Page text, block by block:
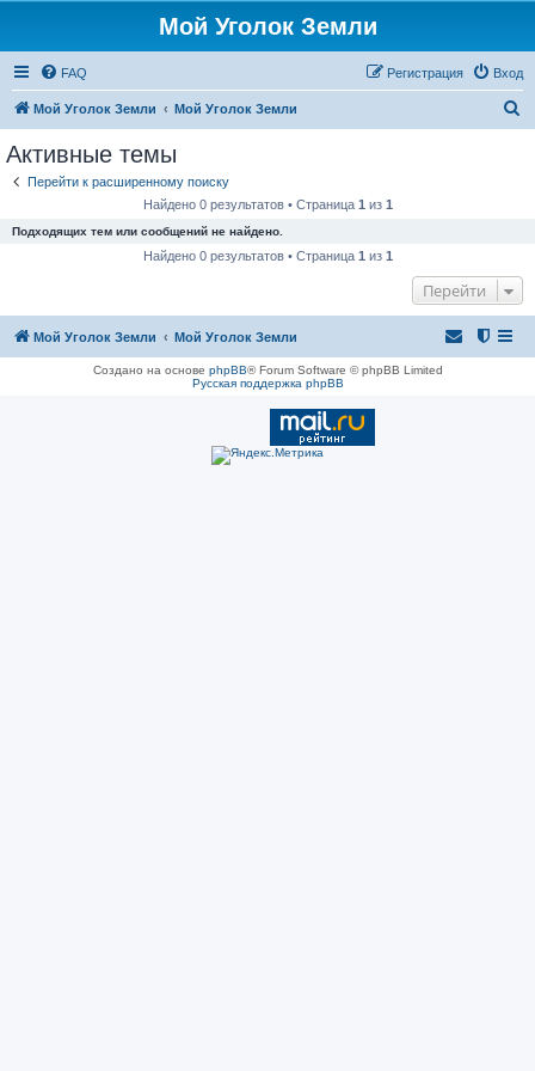
Мой Уголок Земли
FAQ Вход
Регистрация
Мой Уголок Земли Мой Уголок Земли
Активные темы
Перейти к расширенному поиску
Найдено 0 результатов • Страница 1 из 1
Подходящих тем или сообщений не найдено.
Найдено 0 результатов • Страница 1 из 1
Перейти
Мой Уголок Земли Мой Уголок Земли
Создано на основе phpBB® Forum Software © phpBB Limited
Русская поддержка phpBB